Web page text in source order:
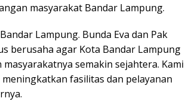
masyarakat Bandar Lampung.
Lampung. Bunda Eva dan Pak
berusaha agar Kota Bandar Lampung
semakin sejahtera. Kami
fasilitas dan pelayanan